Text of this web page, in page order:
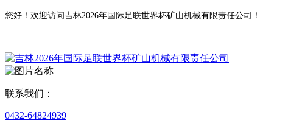
您好！欢迎访问吉林2026年国际足联世界杯矿山机械有限责任公司！
联系我们：
0432-64824939